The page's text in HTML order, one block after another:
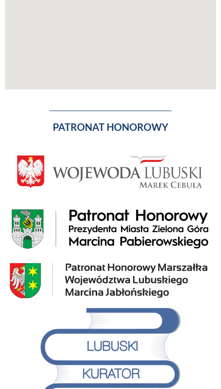
PATRONAT HONOROWY